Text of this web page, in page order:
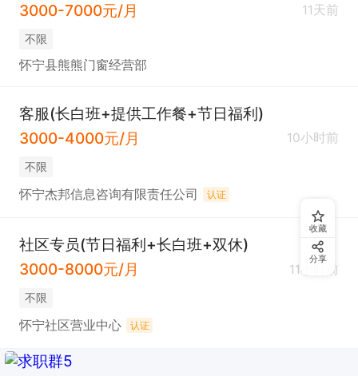
3000-7000元/月
11天前
不限
怀宁县熊熊门窗经营部
客服(长白班+提供工作餐+节日福利)
3000-4000元/月
10小时前
不限
怀宁杰邦信息咨询有限责任公司 认证
社区专员(节日福利+长白班+双休)
3000-8000元/月
11小时前
不限
怀宁社区营业中心 认证
收藏
分享